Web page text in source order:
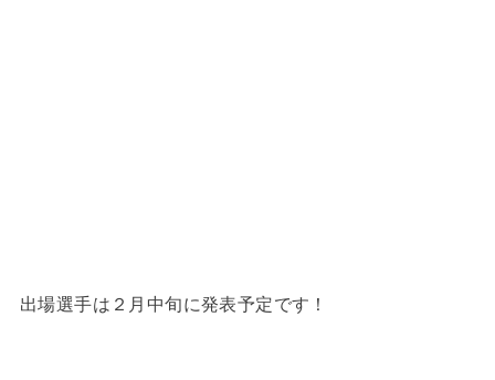
出場選手は２月中旬に発表予定です！